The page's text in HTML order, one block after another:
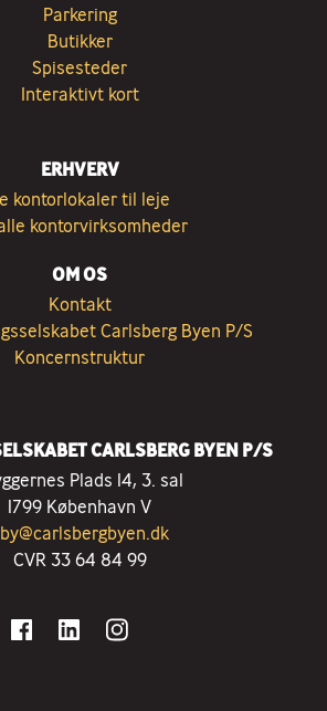
Parkering
Butikker
Spisesteder
Interaktivt kort
ERHVERV
kontorlokaler til leje
kontorvirksomheder
OM OS
Kontakt
Carlsberg Byen P/S
Koncernstruktur
CARLSBERG BYEN P/S
Plads 14, 3. sal
1799 København V
CVR 33 64 84 99